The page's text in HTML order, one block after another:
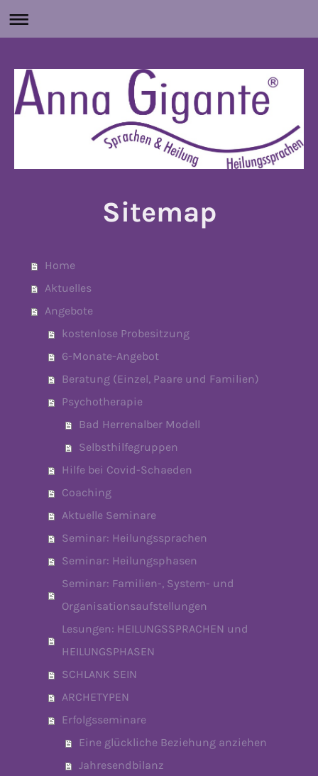
Sitemap
Home
Aktuelles
Angebote
kostenlose Probesitzung
6-Monate-Angebot
Beratung (Einzel, Paare und Familien)
Psychotherapie
Bad Herrenalber Modell
Selbsthilfegruppen
Hilfe bei Covid-Schaeden
Coaching
Aktuelle Seminare
Seminar: Heilungssprachen
Seminar: Heilungsphasen
Seminar: Familien-, System- und
Organisationsaufstellungen
Lesungen: HEILUNGSSPRACHEN und
HEILUNGSPHASEN
SCHLANK SEIN
ARCHETYPEN
Erfolgsseminare
Eine glückliche Beziehung anziehen
Jahresendbilanz